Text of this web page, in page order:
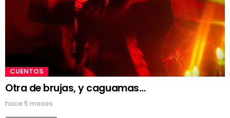
CUENTOS
Otra de brujas, y caguamas…
hace 5 meses